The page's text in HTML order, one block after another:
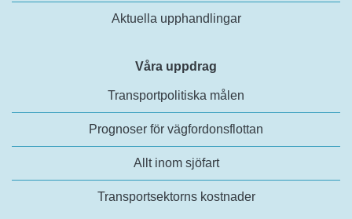
Aktuella upphandlingar
Våra uppdrag
Transportpolitiska målen
Prognoser för vägfordonsflottan
Allt inom sjöfart
Transportsektorns kostnader